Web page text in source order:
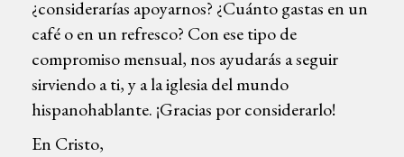
¿considerarías apoyarnos? ¿Cuánto gastas en un
café o en un refresco? Con ese tipo de
compromiso mensual, nos ayudarás a seguir
sirviendo a ti, y a la iglesia del mundo
hispanohablante. ¡Gracias por considerarlo!
En Cristo,